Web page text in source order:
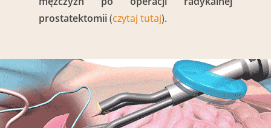
prostatektomii(czytaj tutaj).